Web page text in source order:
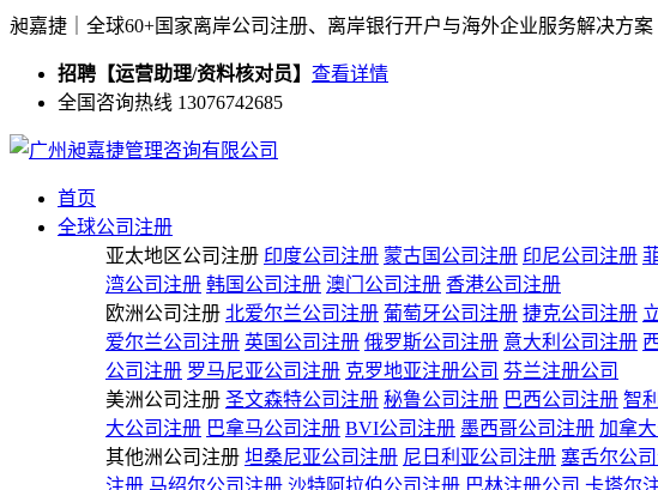
昶嘉捷｜全球60+国家离岸公司注册、离岸银行开户与海外企业服务解决方案
招聘【运营助理/资料核对员】 查看详情
全国咨询热线 13076742685
首页
全球公司注册
亚太地区公司注册 印度公司注册 蒙古国公司注册 印尼公司注册
湾公司注册 韩国公司注册 澳门公司注册 香港公司注册
欧洲公司注册 北爱尔兰公司注册 葡萄牙公司注册 捷克公司注册
爱尔兰公司注册 英国公司注册 俄罗斯公司注册 意大利公司注册
公司注册 罗马尼亚公司注册 克罗地亚注册公司 芬兰注册公司
美洲公司注册 圣文森特公司注册 秘鲁公司注册 巴西公司注册 智
大公司注册 巴拿马公司注册 BVI公司注册 墨西哥公司注册 加拿
其他洲公司注册 坦桑尼亚公司注册 尼日利亚公司注册 塞舌尔公
注册 马绍尔公司注册 沙特阿拉伯公司注册 巴林注册公司 卡塔尔